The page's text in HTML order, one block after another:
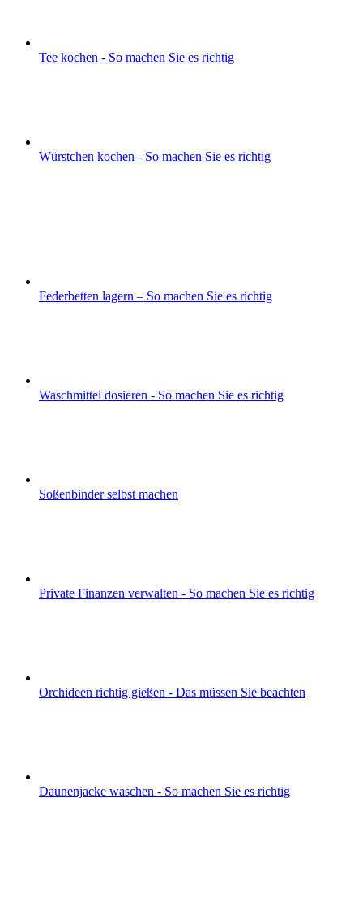
Tee kochen - So machen Sie es richtig
Würstchen kochen - So machen Sie es richtig
Federbetten lagern – So machen Sie es richtig
Waschmittel dosieren - So machen Sie es richtig
Soßenbinder selbst machen
Private Finanzen verwalten - So machen Sie es richtig
Orchideen richtig gießen - Das müssen Sie beachten
Daunenjacke waschen - So machen Sie es richtig